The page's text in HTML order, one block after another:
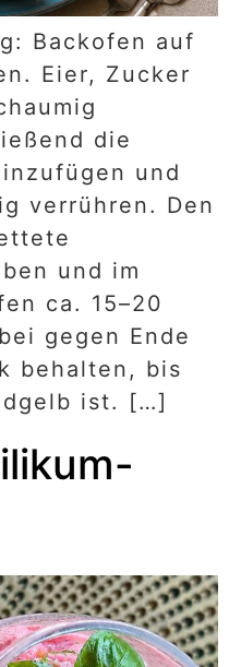
Backofen auf
Eier, Zucker
die
und
verrühren. Den
und im
ca. 15–20
gegen Ende
behalten, bis
ist. […]